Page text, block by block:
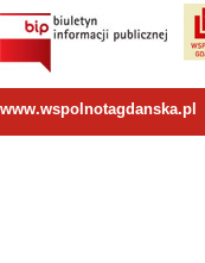
www.wspolnotagdanska.pl